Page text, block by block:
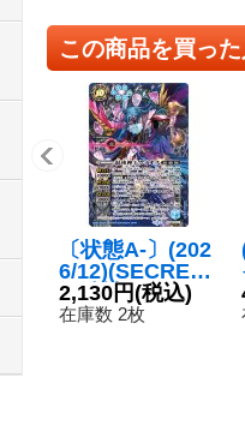
この商品を買っ
〔状態A-〕(202
6/12)(SECRET)
混沌神王ケイオ
ス【X-SEC】{B
2,130円(税込)
在庫数 2枚